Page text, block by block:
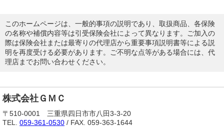
このホームページは、一般的事項の説明であり、取扱商品、各保険
の名称や補償内容等は引受保険会社によって異なります。ご加入の
際は保険会社または最寄りの代理店から重要事項説明書等による説
明を再度受ける必要があります。ご不明な点等がある場合には、代
理店までお問い合わせください。
株式会社ＧＭＣ
〒510-0001 三重県四日市市八田3-3-20
TEL. 059-361-0530 / FAX. 059-363-1644